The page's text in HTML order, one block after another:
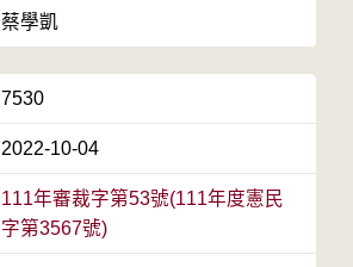
蔡學凱
7530
2022-10-04
111年審裁字第53號(111年度憲民
字第3567號)